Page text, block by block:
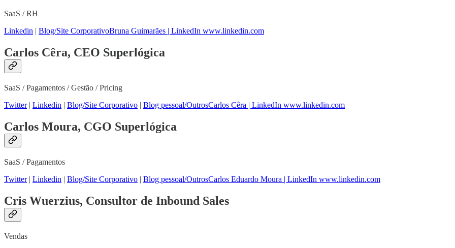
SaaS / RH
Linkedin | Blog/Site CorporativoBruna Guimarães | LinkedIn www.linkedin.com
Carlos Cêra, CEO Superlógica
SaaS / Pagamentos / Gestão / Pricing
Twitter| Linkedin | Blog/Site Corporativo | Blog pessoal/OutrosCarlos Cêra | LinkedIn www.linkedin.com
Carlos Moura, CGO Superlógica
SaaS / Pagamentos
Twitter| Linkedin | Blog/Site Corporativo | Blog pessoal/OutrosCarlos Eduardo Moura | LinkedIn www.linkedin.com
Cris Wuerzius, Consultor de Inbound Sales
Vendas